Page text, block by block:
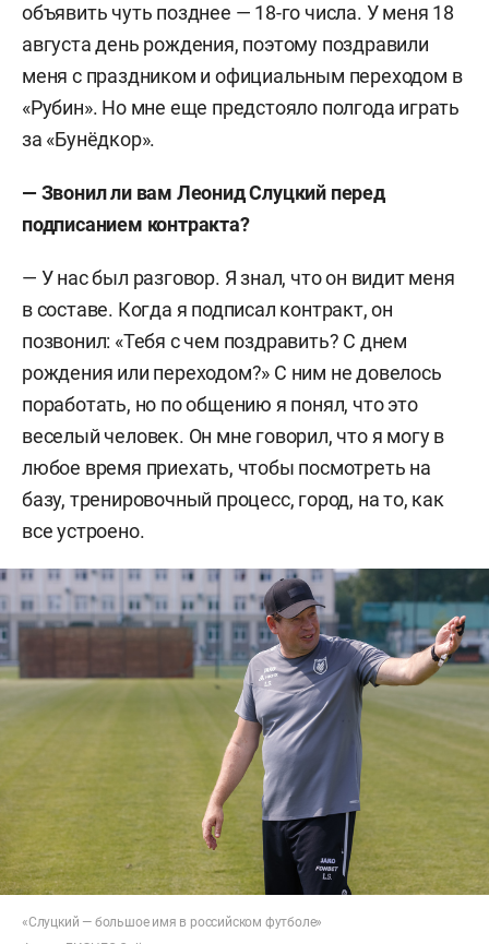
объявить чуть позднее — 18-го числа. У меня 18
августа день рождения, поэтому поздравили
меня с праздником и официальным переходом в
«Рубин». Но мне еще предстояло полгода играть
за «Бунёдкор».
— Звонил ли вам Леонид Слуцкий перед
подписанием контракта?
— У нас был разговор. Я знал, что он видит меня
в составе. Когда я подписал контракт, он
позвонил: «Тебя с чем поздравить? С днем
рождения или переходом?» С ним не довелось
поработать, но по общению я понял, что это
веселый человек. Он мне говорил, что я могу в
любое время приехать, чтобы посмотреть на
базу, тренировочный процесс, город, на то, как
все устроено.
«Слуцкий — большое имя в российском футболе»